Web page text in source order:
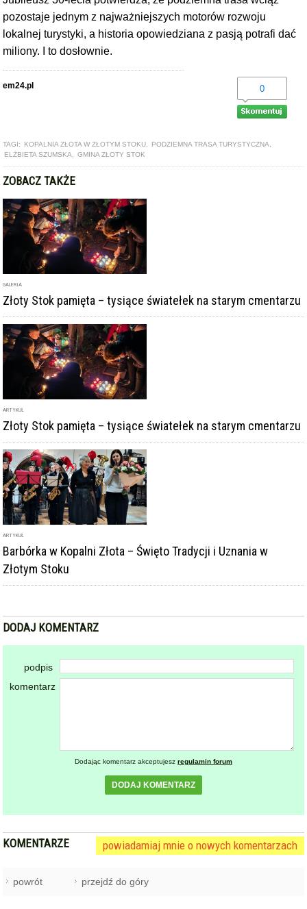
pozostaje jednym z najważniejszych motorów rozwoju
lokalnej turystyki, a historia opowiedziana z pasją potrafi dać
miliony. I to dosłownie.
em24.pl 0
TAGI: KOPALNIA ZŁOTA W ZŁOTYM STOKU PODZIEMNA TRASA TURYSTYCZNA
ELŻBIETA SZUMSKA
GMINA ZŁOTY STOK
ZOBACZ TAKŻE
GALERIA
Złoty Stok pamięta – tysiące światełek na starym cmentarzu
ARTYKUŁ
Złoty Stok pamięta – tysiące światełek na starym cmentarzu
ARTYKUŁ
Barbórka w Kopalni Złota – Święto Tradycji i Uznania w
Złotym Stoku
DODAJ KOMENTARZ
podpis
komentarz
Dodając komentarz akceptujesz regulamin forum
DODAJ KOMENTARZ
KOMENTARZE powiadamiaj mnie o nowych komentarzach
powrót przejdź do góry